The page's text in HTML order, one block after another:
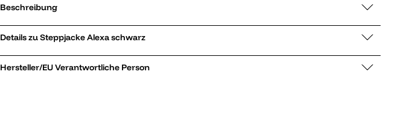
Beschreibung
Details zu Steppjacke Alexa schwarz
Hersteller/EU Verantwortliche Person